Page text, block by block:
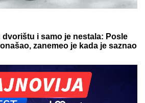
KOD CASINO Preuzmi